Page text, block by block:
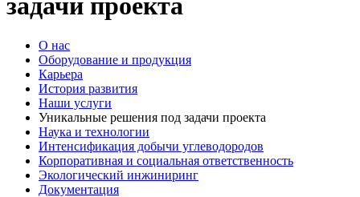
задачи проекта
О нас
Оборудование и продукция
Карьера
История развития
Наши услуги
Уникальные решения под задачи проекта
Наука и технологии
Интенсификация добычи углеводородов
Корпоративная и социальная ответственность
Экологический инжиниринг
Документация